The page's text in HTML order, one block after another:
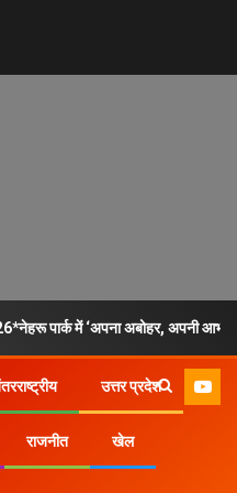
पार्क में ‘अपना अबोहर, अपनी
उत्तर प्रदेश
राजनीत खेल